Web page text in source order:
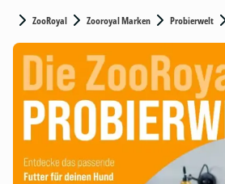
ZooRoyal Zooroyal Marken Probierwelt